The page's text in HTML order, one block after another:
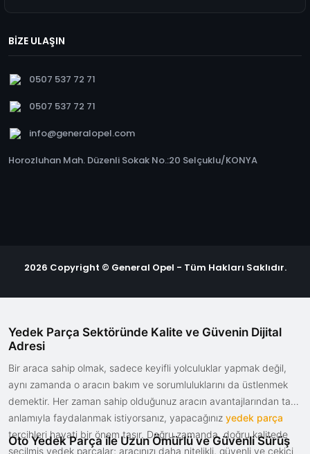
BİZE ULAŞIN
0507 537 72 71
0507 537 72 71
info@generalopel.com
Horozluhan Mah. Düzenli Sokak No.:20 Selçuklu/KONYA
2026 Copyright © General Opel - Tüm Hakları Saklıdır.
Yedek Parça Sektöründe Kalite ve Güvenin Dijital
Adresi
Bir araca sahip olmak, sadece keyifli yolculuklar yapmak değil,
aynı zamanda o aracın bakım ve sorumluluklarını da üstlenmek
demektir. Her zaman sahip olduğunuz aracın avantajlarından tam
anlamıyla faydalanmak istiyorsanız, yapacağınız yedek parça
tercihleri hayati bir önem taşır. Doğru zamanda, doğru kalitede
seçilmiş yedek parçalar; aracınızı daha nitelikli, güvenli ve çekici
Oto Yedek Parça ile Uzun Ömürlü ve Güvenli Sürüş